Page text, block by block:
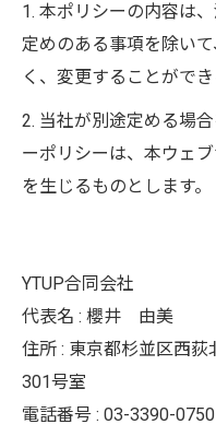
1. 本ポリシーの内容は
定めのある事項を除い
く、変更することができ
2. 当社が別途定める場
ーポリシーは、本ウェ
を生じるものとします。
YTUP合同会社
代表名 : 櫻井 由美
住所 : 東京都杉並区西
301号室
電話番号 : 03-3390-0750